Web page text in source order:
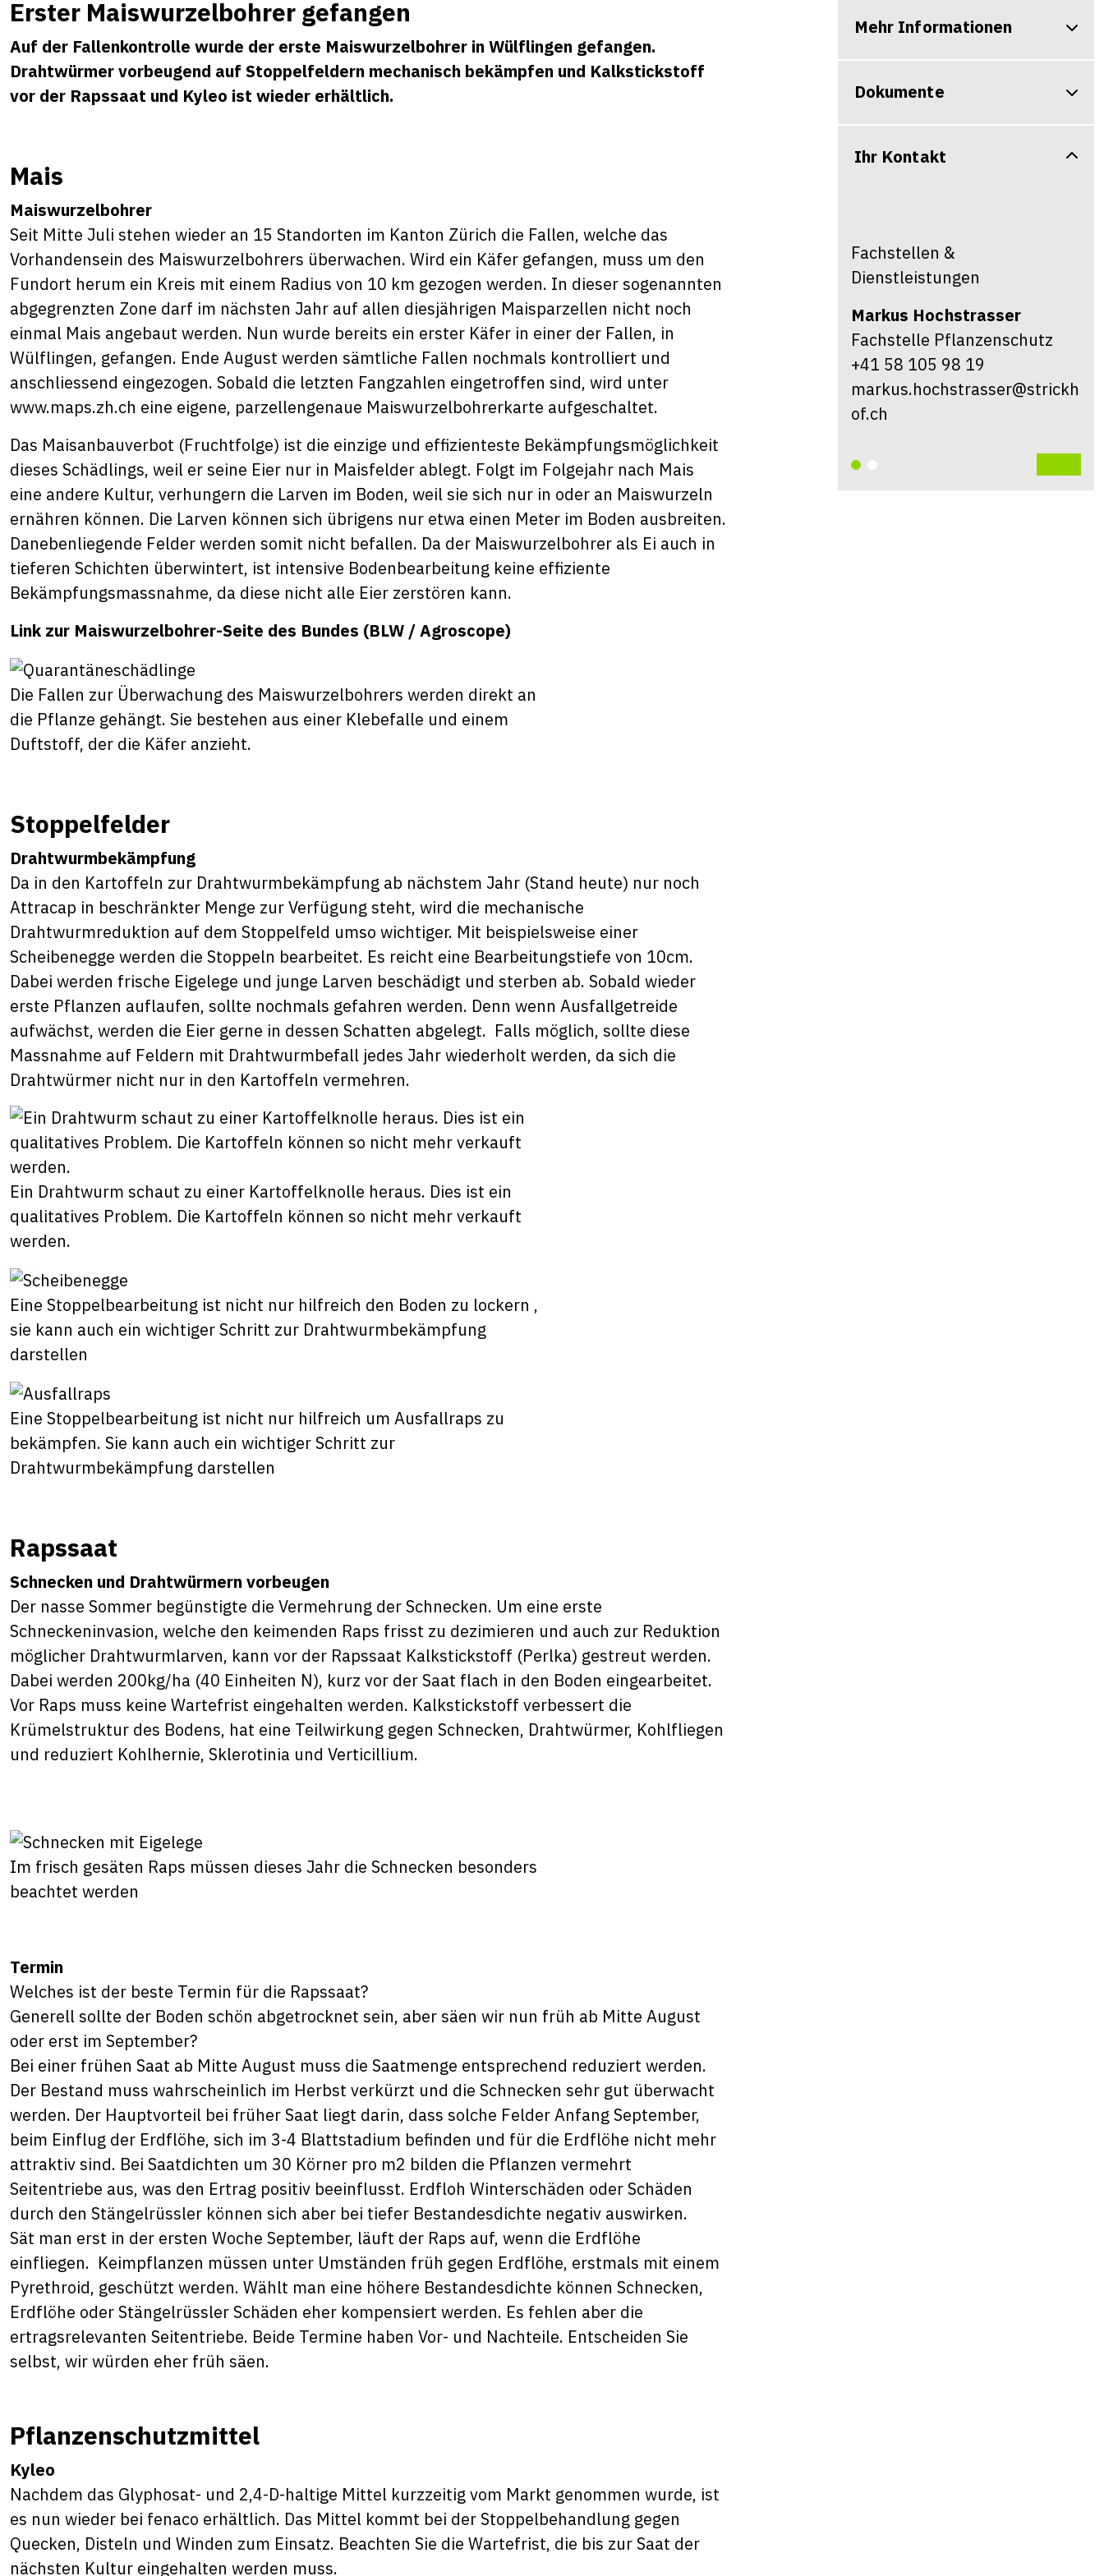
Erster Maiswurzelbohrer gefangen
Auf der Fallenkontrolle wurde der erste Maiswurzelbohrer in Wülflingen gefangen.
Drahtwürmer vorbeugend auf Stoppelfeldern mechanisch bekämpfen und Kalkstickstoff
vor der Rapssaat und Kyleo ist wieder erhältlich.
Mais
Maiswurzelbohrer
Seit Mitte Juli stehen wieder an 15 Standorten im Kanton Zürich die Fallen, welche das
Vorhandensein des Maiswurzelbohrers überwachen. Wird ein Käfer gefangen, muss um den
Fundort herum ein Kreis mit einem Radius von 10 km gezogen werden. In dieser sogenannten
abgegrenzten Zone darf im nächsten Jahr auf allen diesjährigen Maisparzellen nicht noch
einmal Mais angebaut werden. Nun wurde bereits ein erster Käfer in einer der Fallen, in
Wülflingen, gefangen. Ende August werden sämtliche Fallen nochmals kontrolliert und
anschliessend eingezogen. Sobald die letzten Fangzahlen eingetroffen sind, wird unter
www.maps.zh.ch eine eigene, parzellengenaue Maiswurzelbohrerkarte aufgeschaltet.
Das Maisanbauverbot (Fruchtfolge) ist die einzige und effizienteste Bekämpfungsmöglichkeit
dieses Schädlings, weil er seine Eier nur in Maisfelder ablegt. Folgt im Folgejahr nach Mais
eine andere Kultur, verhungern die Larven im Boden, weil sie sich nur in oder an Maiswurzeln
ernähren können. Die Larven können sich übrigens nur etwa einen Meter im Boden ausbreiten.
Danebenliegende Felder werden somit nicht befallen. Da der Maiswurzelbohrer als Ei auch in
tieferen Schichten überwintert, ist intensive Bodenbearbeitung keine effiziente
Bekämpfungsmassnahme, da diese nicht alle Eier zerstören kann.
Link zur Maiswurzelbohrer-Seite des Bundes (BLW / Agroscope)
Die Fallen zur Überwachung des Maiswurzelbohrers werden direkt an
die Pflanze gehängt. Sie bestehen aus einer Klebefalle und einem
Duftstoff, der die Käfer anzieht.
Stoppelfelder
Drahtwurmbekämpfung
Da in den Kartoffeln zur Drahtwurmbekämpfung ab nächstem Jahr (Stand heute) nur noch
Attracap in beschränkter Menge zur Verfügung steht, wird die mechanische
Drahtwurmreduktion auf dem Stoppelfeld umso wichtiger. Mit beispielsweise einer
Scheibenegge werden die Stoppeln bearbeitet. Es reicht eine Bearbeitungstiefe von 10cm.
Dabei werden frische Eigelege und junge Larven beschädigt und sterben ab. Sobald wieder
erste Pflanzen auflaufen, sollte nochmals gefahren werden. Denn wenn Ausfallgetreide
aufwächst, werden die Eier gerne in dessen Schatten abgelegt. Falls möglich, sollte diese
Massnahme auf Feldern mit Drahtwurmbefall jedes Jahr wiederholt werden, da sich die
Drahtwürmer nicht nur in den Kartoffeln vermehren.
Ein Drahtwurm schaut zu einer Kartoffelknolle heraus. Dies ist ein
qualitatives Problem. Die Kartoffeln können so nicht mehr verkauft
werden.
Eine Stoppelbearbeitung ist nicht nur hilfreich den Boden zu lockern ,
sie kann auch ein wichtiger Schritt zur Drahtwurmbekämpfung
darstellen
Eine Stoppelbearbeitung ist nicht nur hilfreich um Ausfallraps zu
bekämpfen. Sie kann auch ein wichtiger Schritt zur
Drahtwurmbekämpfung darstellen
Rapssaat
Schnecken und Drahtwürmern vorbeugen
Der nasse Sommer begünstigte die Vermehrung der Schnecken. Um eine erste
Schneckeninvasion, welche den keimenden Raps frisst zu dezimieren und auch zur Reduktion
möglicher Drahtwurmlarven, kann vor der Rapssaat Kalkstickstoff (Perlka) gestreut werden.
Dabei werden 200kg/ha (40 Einheiten N), kurz vor der Saat flach in den Boden eingearbeitet.
Vor Raps muss keine Wartefrist eingehalten werden. Kalkstickstoff verbessert die
Krümelstruktur des Bodens, hat eine Teilwirkung gegen Schnecken, Drahtwürmer, Kohlfliegen
und reduziert Kohlhernie, Sklerotinia und Verticillium.
Im frisch gesäten Raps müssen dieses Jahr die Schnecken besonders
beachtet werden
Termin
Welches ist der beste Termin für die Rapssaat?
Generell sollte der Boden schön abgetrocknet sein, aber säen wir nun früh ab Mitte August
oder erst im September?
Bei einer frühen Saat ab Mitte August muss die Saatmenge entsprechend reduziert werden.
Der Bestand muss wahrscheinlich im Herbst verkürzt und die Schnecken sehr gut überwacht
werden. Der Hauptvorteil bei früher Saat liegt darin, dass solche Felder Anfang September,
beim Einflug der Erdflöhe, sich im 3-4 Blattstadium befinden und für die Erdflöhe nicht mehr
attraktiv sind. Bei Saatdichten um 30 Körner pro m2 bilden die Pflanzen vermehrt
Seitentriebe aus, was den Ertrag positiv beeinflusst. Erdfloh Winterschäden oder Schäden
durch den Stängelrüssler können sich aber bei tiefer Bestandesdichte negativ auswirken.
Sät man erst in der ersten Woche September, läuft der Raps auf, wenn die Erdflöhe
einfliegen. Keimpflanzen müssen unter Umständen früh gegen Erdflöhe, erstmals mit einem
Pyrethroid, geschützt werden. Wählt man eine höhere Bestandesdichte können Schnecken,
Erdflöhe oder Stängelrüssler Schäden eher kompensiert werden. Es fehlen aber die
ertragsrelevanten Seitentriebe. Beide Termine haben Vor- und Nachteile. Entscheiden Sie
selbst, wir würden eher früh säen.
Pflanzenschutzmittel
Kyleo
Nachdem das Glyphosat- und 2,4-D-haltige Mittel kurzzeitig vom Markt genommen wurde, ist
es nun wieder bei fenaco erhältlich. Das Mittel kommt bei der Stoppelbehandlung gegen
Quecken, Disteln und Winden zum Einsatz. Beachten Sie die Wartefrist, die bis zur Saat der
nächsten Kultur eingehalten werden muss.
Mehr Informationen
Dokumente
Ihr Kontakt
Fachstellen &
Dienstleistungen
Markus Hochstrasser
Fachstelle Pflanzenschutz
+41 58 105 98 19
markus.hochstrasser@strickh
of.ch